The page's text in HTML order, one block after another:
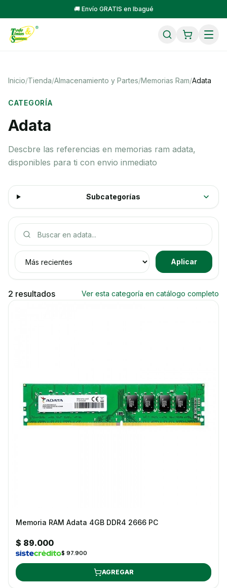
🚚 Envío GRATIS en Ibagué
Inicio/Tienda/Almacenamiento y Partes/Memorias Ram/Adata
CATEGORÍA
Adata
Descbre las referencias en memorias ram adata,
disponibles para ti con envio inmediato
Subcategorías
Buscar productos
Ordenar productos
Aplicar
2 resultados Ver esta categoría en catálogo completo
Memoria RAM Adata 4GB DDR4 2666 PC
$ 89.000
$ 97.900
AGREGAR